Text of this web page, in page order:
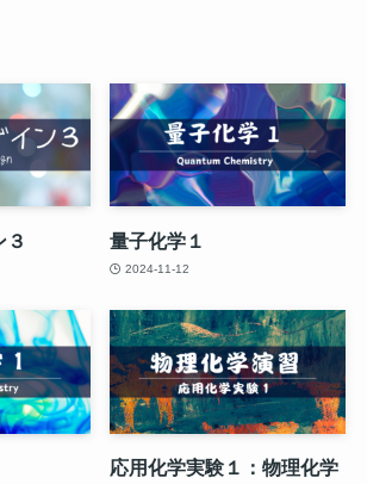
３ 量子化学１
2024-11-12
応用化学実験１：物理化学